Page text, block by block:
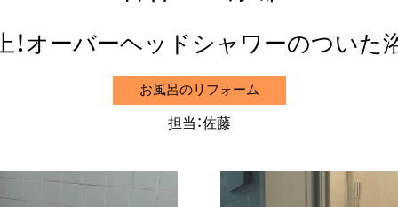
！オーバーヘッドシャワーのついた
お風呂のリフォーム
担当：佐藤